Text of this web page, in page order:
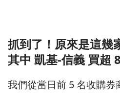
抓到了！原來是這幾
其中 凱基-信義 買超
我們從當日前 5 名收購券